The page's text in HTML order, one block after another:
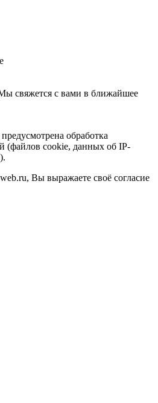
свяжется с вами в ближайшее
обработка
(файлов cookie, данных об IP-
Вы выражаете своё согласие